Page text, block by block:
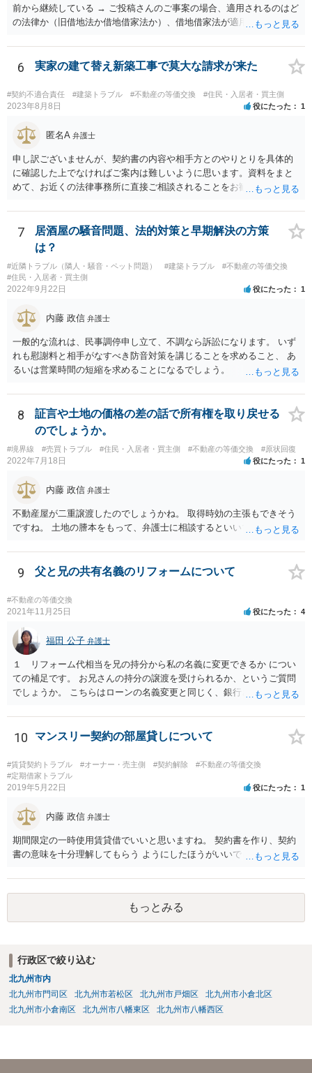
前から継続している → ご投稿さんのご事案の場合、適用されるのはど
の法律か（旧借地法か借地借家法か）、借地借家法が適用される場合
ないことを前提とする契約か、借地借家法の更新に関する規定の適用
のある契約か）等につき、まず、お父様が締結されている契約書の内
で、契約書の内容や適用される法律等に基づき、今後の対応を検討な
されるべきでしょう。 借地契約自体が数十年前から継続している等
時期によっては、借地借家法ではなく、旧借地法が適用されるご事案
で、平成４年７月３１日以前に締結された借地契約については、依然
として旧借地法が適用されます。 なお、適用される法律が旧借地
法、借地借家法のいずれであったとしても、家主側の更新拒絶には正
契約が締結されている場合、契約の更新がないことを前提とする一般
定期借地権となっている可能性もあるので、契約内容の確認をしてみ
容とする特約は、借地人に不利な特約として無効とされます。 しか
しながら、存続期間を50年以上とする借地契約を締結するに際し、３
③建物買取請求をしない）を付ける、一般定期借地権を設定するこが
認められています（借地借家法22条）。 【参考】借地借家法 第２２条
（一般定期借地権） 存続期間を５０年以上として借地権を設定する
場合においては、第９条及び第１６条の規定にかかわらず、契約の更
新（更新の請求及び土地の使用の継続によるものを含む。次条第１項
ことができる。この場合においては、その特約は、公正証書による等
書面によってしなければならない。
6 実家の建て替え新築工事で莫大な請求が来た
#契約不適合責任 #建築トラブル #不動産の等価交換 #住民・入居者・買主側
2023年8月8日 役にたった 1
匿名A 弁護士
申し訳ございませんが、契約書の内容や相手方とのやりとりを具体的
に確認した上でなければご案内は難しいように思います。資料をまと
めて、お近くの法律事務所に直接ご相談されることをお勧めいたしま
7
居酒屋の騒音問題、法的対策と早期解決の方策
は？
#近隣トラブル（隣人・騒音・ペット問題） #建築トラブル
#不動産の等価交換
#住民・入居者・買主側
2022年9月22日 役にたった 1
内藤 政信 弁護士
一般的な流れは、民事調停申し立て、不調なら訴訟になります。 いず
れも慰謝料と相手がなすべき防音対策を講じることを求めること、 あ
るいは営業時間の短縮を求めることになるでしょう。
8
証言や土地の価格の差の話で所有権を取り戻せる
のでしょうか。
#境界線 #売買トラブル #住民・入居者・買主側 #不動産の等価交換 #原状回復
2022年7月18日 役にたった 1
内藤 政信 弁護士
不動産屋が二重譲渡したのでしょうかね。 取得時効の主張もできそう
ですね。 土地の謄本をもって、弁護士に相談するといいでしょう。
9 父と兄の共有名義のリフォームについて
#不動産の等価交換
2021年11月25日 役にたった 4
福田 公子 弁護士
１ リフォーム代相当を兄の持分から私の名義に変更できるか につい
ての補足です。 お兄さんの持分の譲渡を受けられるか、というご質問
でしょうか。 こちらはローンの名義変更と同じく、銀行さんの承諾が
さい。
10 マンスリー契約の部屋貸しについて
#賃貸契約トラブル #オーナー・売主側 #契約解除
#不動産の等価交換
#定期借家トラブル
2019年5月22日 役にたった 1
内藤 政信 弁護士
期間限定の一時使用賃貸借でいいと思いますね。 契約書を作り、契約
書の意味を十分理解してもらう ようにしたほうがいいでしょう。
もっとみる
行政区で絞り込む
北九州市内
北九州市門司区
北九州市若松区 北九州市戸畑区
北九州市小倉北区
北九州市小倉南区
北九州市八幡東区 北九州市八幡西区